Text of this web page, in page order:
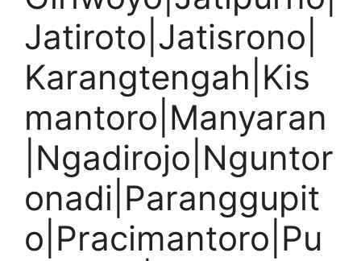
Jatiroto|Jatisrono|
Karangtengah|Kis
mantoro|Manyaran
|Ngadirojo|Nguntor
onadi|Paranggupit
o|Pracimantoro|Pu